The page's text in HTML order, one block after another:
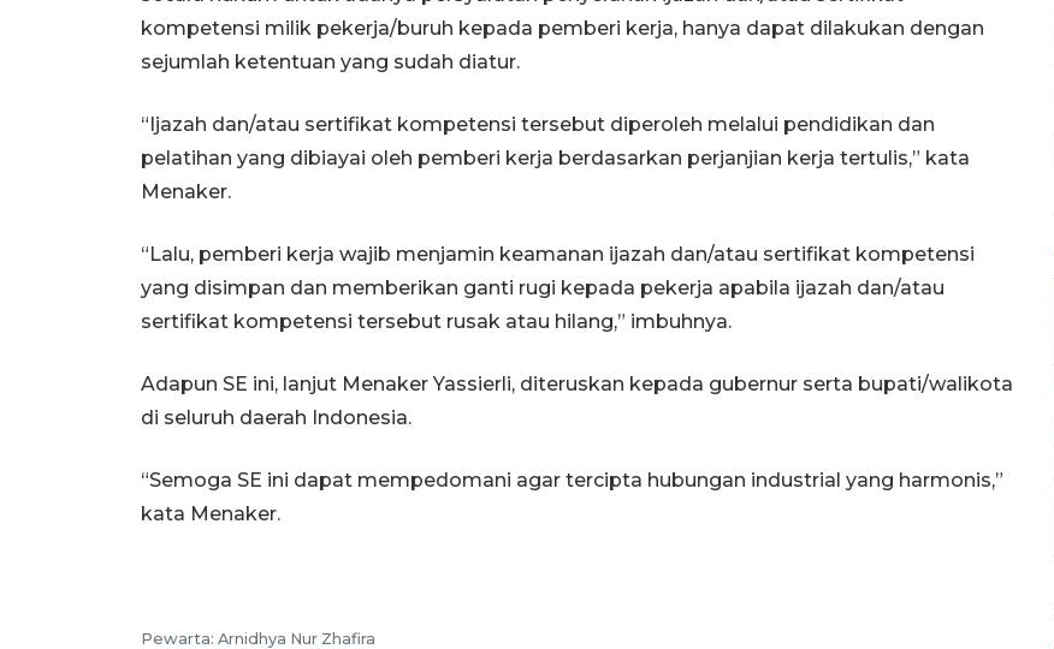
kompetensi milik pekerja/buruh kepada pemberi kerja, hanya dapat dilakukan dengan
sejumlah ketentuan yang sudah diatur.
“Ijazah dan/atau sertifikat kompetensi tersebut diperoleh melalui pendidikan dan
pelatihan yang dibiayai oleh pemberi kerja berdasarkan perjanjian kerja tertulis,” kata
Menaker.
“Lalu, pemberi kerja wajib menjamin keamanan ijazah dan/atau sertifikat kompetensi
yang disimpan dan memberikan ganti rugi kepada pekerja apabila ijazah dan/atau
sertifikat kompetensi tersebut rusak atau hilang,” imbuhnya.
Adapun SE ini, lanjut Menaker Yassierli, diteruskan kepada gubernur serta bupati/walikota
di seluruh daerah Indonesia.
“Semoga SE ini dapat mempedomani agar tercipta hubungan industrial yang harmonis,”
kata Menaker.
Pewarta: Arnidhya Nur Zhafira
3 Agustus 2026 10:57
ekonomi positif, termasuk
investasi merata